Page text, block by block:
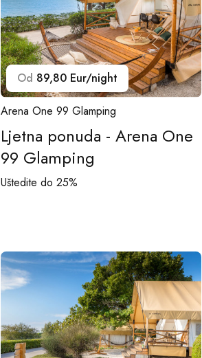
Od 89,80 Eur/night
Arena One 99 Glamping
Ljetna ponuda - Arena One
99 Glamping
Uštedite do 25%